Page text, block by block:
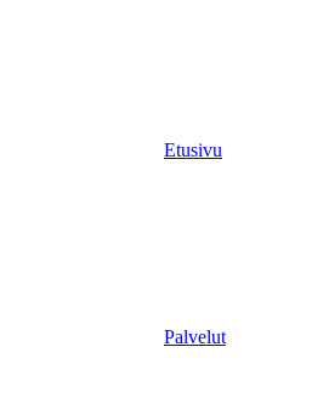
Etusivu
Palvelut